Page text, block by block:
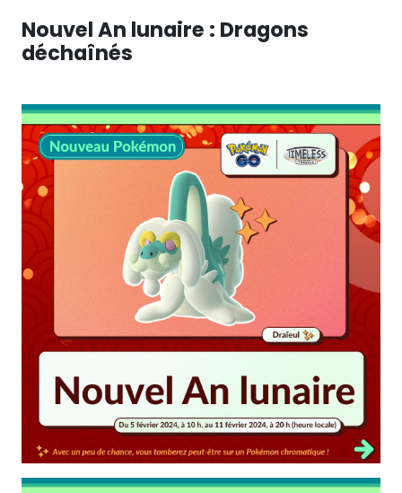
Nouvel An lunaire : Dragons
déchaînés